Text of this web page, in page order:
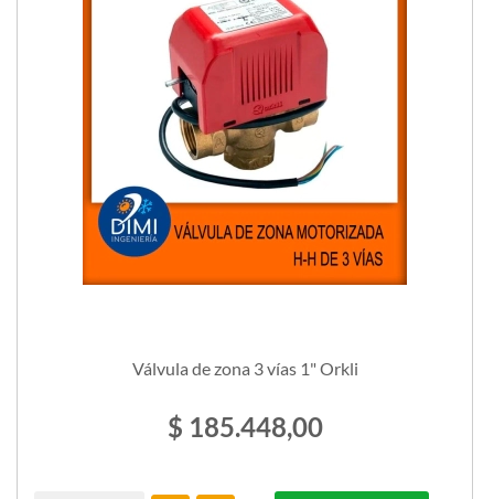
Válvula de zona 3 vías 1" Orkli
$ 185.448,00